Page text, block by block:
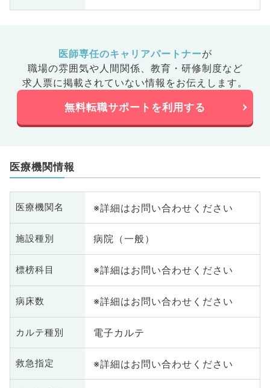
医師専任のキャリアパートナーが
職場の雰囲気や人間関係、 教育・研修制度など
求人票に掲載されていない情報をお伝えします。
無料転職サポートを利用する
医療機関情報
医療機関名 ※詳細はお問い合わせください
施設種別 病院（一般）
標榜科目 ※詳細はお問い合わせください
病床数 ※詳細はお問い合わせください
カルテ種別 電子カルテ
救急指定 ※詳細はお問い合わせください